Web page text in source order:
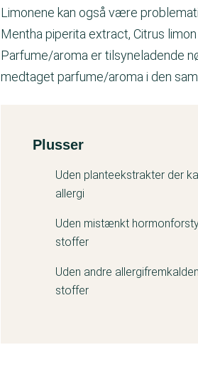
Limonene kan også være
Mentha piperita extract, Citrus
Parfume/aroma er tilsyneladende
medtaget parfume/aroma i den
Kemitest
Plusser
Uden planteekstrakter der
allergi
Uden mistænkt
stoffer
Uden andre
stoffer